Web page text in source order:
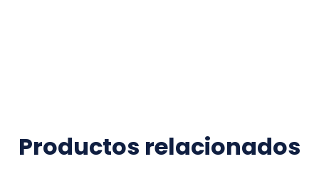
Productos relacionados